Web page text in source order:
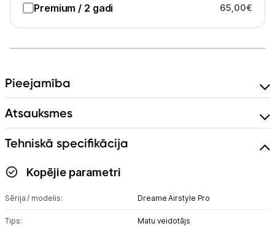
Premium / 2 gadi 65,00€
Pieejamība
Atsauksmes
Tehniskā specifikācija
Kopējie parametri
Sērija / modelis: Dreame Airstyle Pro
Tips: Matu veidotājs